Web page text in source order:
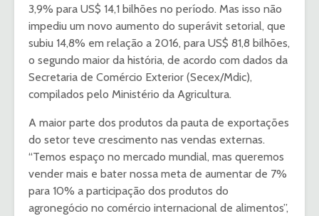
3,9% para US$ 14,1 bilhões no período. Mas isso não
impediu um novo aumento do superávit setorial, que
subiu 14,8% em relação a 2016, para US$ 81,8 bilhões,
o segundo maior da história, de acordo com dados da
Secretaria de Comércio Exterior (Secex/Mdic),
compilados pelo Ministério da Agricultura.
A maior parte dos produtos da pauta de exportações
do setor teve crescimento nas vendas externas.
“Temos espaço no mercado mundial, mas queremos
vender mais e bater nossa meta de aumentar de 7%
para 10% a participação dos produtos do
agronegócio no comércio internacional de alimentos”,